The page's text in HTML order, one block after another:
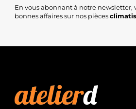
En vous abonnant à notre newsletter,
bonnes affaires sur nos pièces